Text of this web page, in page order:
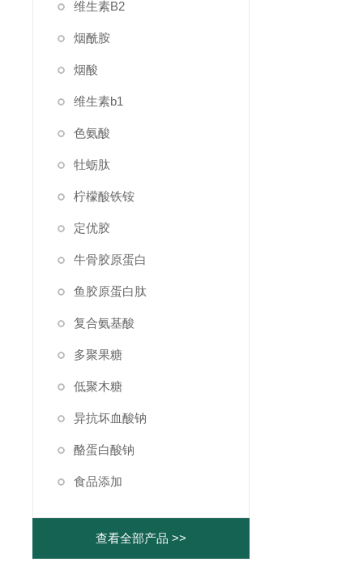
维生素B2
烟酰胺
烟酸
维生素b1
色氨酸
牡蛎肽
柠檬酸铁铵
定优胶
牛骨胶原蛋白
鱼胶原蛋白肽
复合氨基酸
多聚果糖
低聚木糖
异抗坏血酸钠
酪蛋白酸钠
食品添加
查看全部产品 >>